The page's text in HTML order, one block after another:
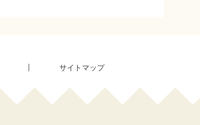
サイトマップ